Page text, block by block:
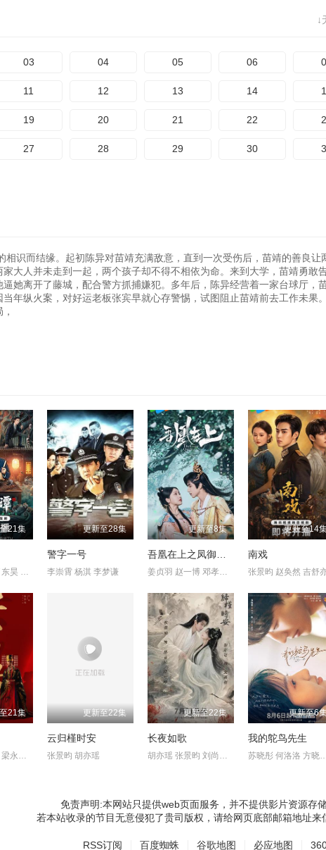
↓
03 04 05 06
11 12 13 14
19 20 21 22
27 28 29 30
相识而结缘。起初陈异对苗靖充满敌意，直到一次受伤后，苗靖的善良让
大人并未走到一起，两个孩子却不得不相依为命。来到大学，苗靖勇敢
她离开了藤城，配合警方抓捕嫌犯。多年后，陈异经营着一家台球厅，
年纵火案，对好运老板张宾早就心存警惕，试图阻止苗靖前去工作未果
21集
应灏铭 朱娅 肖东昊 宋未央
更新至28集
警字一号
李崇霄 杨淇 李梦谦
更新至8集
吾凰在上之凤御四方
姜贞羽 赵一博 邓孝慈 郝熠然
更新至14
南戏
张景昀 赵奂然 吉舒
21集 更新至22集
云归槿时安
张景昀 胡亦瑶
更新至22集
长夜如歌
更新至6
我的鸵鸟先生
苏晓彤 何洛洛 方晓东 王若衫 胡晓龙 贾笑涵
免责声明:本网站只提供web页面服务，并不提供影片资源存
若本站收录的节目无意侵犯了贵司版权，请给网页底部邮箱地址来
RSS订阅 百度蜘蛛 谷歌地图 必应地图